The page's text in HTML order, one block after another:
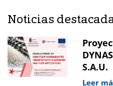
Noticias
S.A.U.
Leer